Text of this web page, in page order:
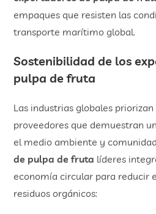
empaques que resisten las
transporte marítimo global.
​Sostenibilidad de los
pulpa de fruta
Las industrias globales
proveedores que demuestran
el medio ambiente y
de pulpa de fruta líderes
economía circular para reducir
residuos orgánicos: